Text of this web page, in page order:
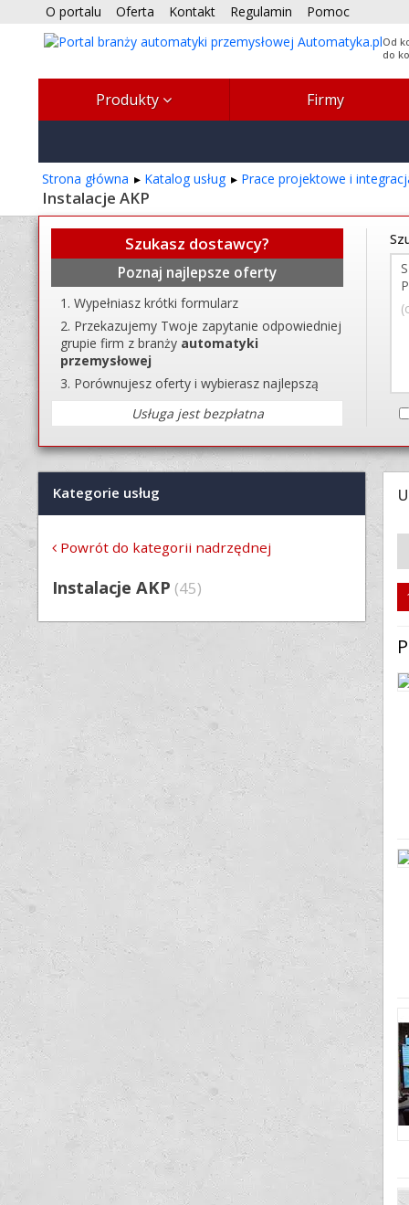
O portalu Oferta Kontakt Regulamin Pomoc
Od
do
Produkty Firmy
Strona główna Katalog usług Prace projektowe i
Instalacje AKP
Kategorie usług
Powrót do kategorii nadrzędnej
Instalacje AKP (45)
Szukasz dostawcy?
Poznaj najlepsze oferty
Wypełniasz krótki formularz
Przekazujemy Twoje zapytanie odpowiedniej
grupie firm z branży automatyki
przemysłowej
Porównujesz oferty i wybierasz najlepszą
Usługa jest bezpłatna